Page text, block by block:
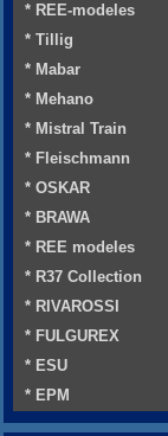
* REE-modeles
* Tillig
* Mabar
* Mehano
* Mistral Train
* Fleischmann
* OSKAR
* BRAWA
* REE modeles
* R37 Collection
* RIVAROSSI
* FULGUREX
* ESU
* EPM